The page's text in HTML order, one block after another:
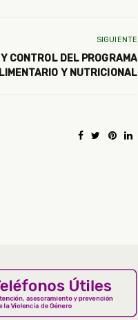
SIGUIENTE
CONTROL DEL PROGRAMA
Y NUTRICIONAL